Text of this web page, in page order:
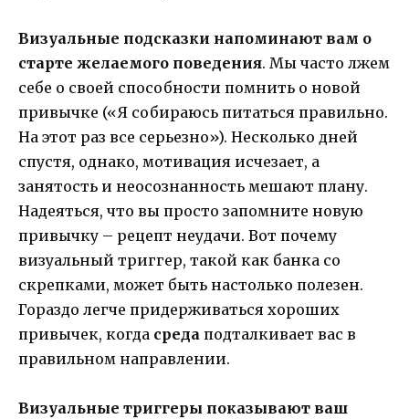
Визуальные подсказки напоминают вам о
старте желаемого поведения. Мы часто лжем
себе о своей способности помнить о новой
привычке («Я собираюсь питаться правильно.
На этот раз все серьезно»). Несколько дней
спустя, однако, мотивация исчезает, а
занятость и неосознанность мешают плану.
Надеяться, что вы просто запомните новую
привычку – рецепт неудачи. Вот почему
визуальный триггер, такой как банка со
скрепками, может быть настолько полезен.
Гораздо легче придерживаться хороших
привычек, когда среда подталкивает вас в
правильном направлении.
Визуальные триггеры показывают ваш